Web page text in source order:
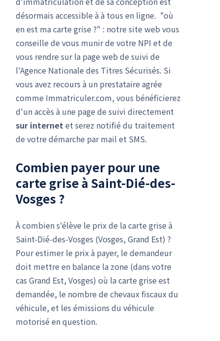
désormais accessible à à tous en ligne. "où
en est ma carte grise ?" : notre site web vous
conseille de vous munir de votre NPI et de
vous rendre sur la page web de suivi de
l'Agence Nationale des Titres Sécurisés. Si
vous avez recours à un prestataire agrée
comme Immatriculer.com, vous bénéficierez
d'un accès à une page de suivi directement
sur internetet serez notifié du traitement
de votre démarche par mail et SMS.
Combien payer pour une
carte grise à Saint-Dié-des-
Vosges ?
À combien s'élève le prix de la carte grise à
Saint-Dié-des-Vosges (Vosges, Grand Est) ?
Pour estimer le prix à payer, le demandeur
doit mettre en balance la zone (dans votre
cas Grand Est, Vosges) où la carte grise est
demandée, le nombre de chevaux fiscaux du
véhicule, et les émissions du véhicule
motorisé en question.